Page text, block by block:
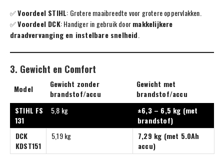
✅Voordeel STIHL: Grotere maaibreedte voor grotere oppervlakken.
✅Voordeel DCK: Handiger in gebruik doormakkelijkere
draadvervanging en instelbare snelheid
3. Gewicht en Comfort
Model
Gewicht zonder
brandstof/accu
Gewicht met
brandstof/accu
STIHL FS
131
5,8 kg
±6,3 – 6,5 kg (met
brandstof)
DCK
KDST151
5,19 kg
7,29 kg (met 5.0Ah
accu)